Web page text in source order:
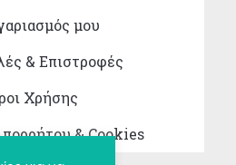
μου
& Επιστροφές
Χρήσης
& Cookies